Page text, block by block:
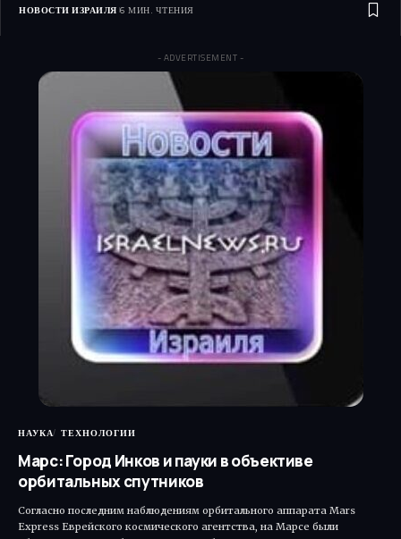
НОВОСТИ ИЗРАИЛЯ 6 МИН. ЧТЕНИЯ
- ADVERTISEMENT -
НАУКА ТЕХНОЛОГИИ
Марс: Город Инков и пауки в объективе
орбитальных спутников
Согласно последним наблюдениям орбитального аппарата Mars
Express Еврейского космического агентства, на Марсе были